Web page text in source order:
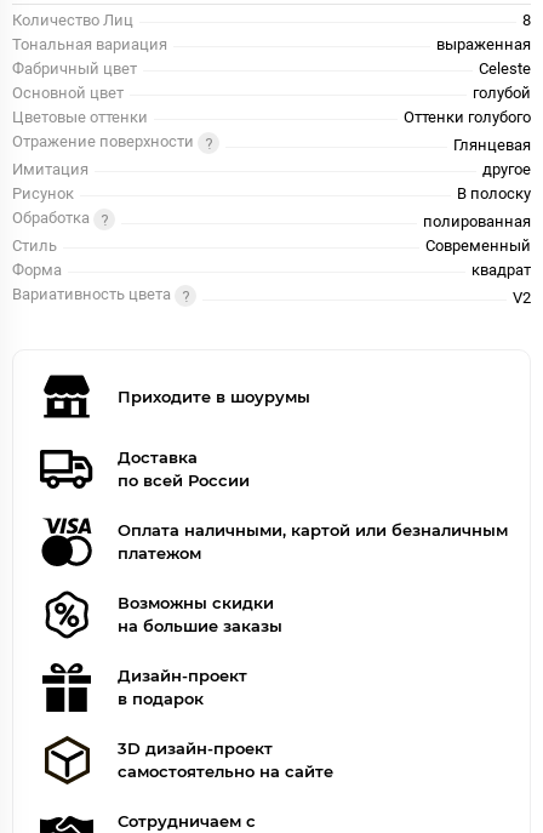
Количество Лиц
8
Тональная вариация
выраженная
Фабричный цвет
Celeste
Основной цвет
голубой
Цветовые оттенки
Оттенки голубого
Отражение поверхности
Глянцевая
Имитация
другое
Рисунок
В полоску
Обработка
полированная
Стиль
Современный
Форма
квадрат
Вариативность цвета
V2
Приходите в шоурумы
Доставка
по всей России
Оплата наличными, картой или безналичным
платежом
Возможны скидки
на большие заказы
Дизайн-проект
в подарок
3D дизайн-проект
самостоятельно на сайте
Сотрудничаем с